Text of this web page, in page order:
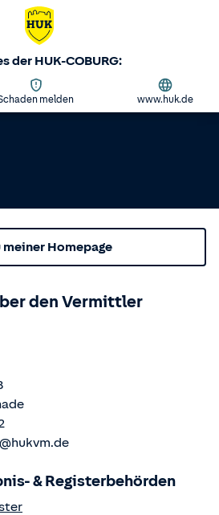
der HUK-COBURG:
melden www.huk.de
meiner Homepage
den Vermittler
& Registerbehörden